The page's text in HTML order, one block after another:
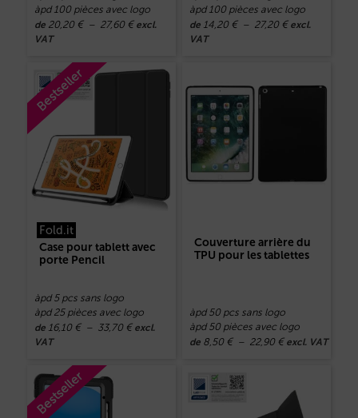
àpd 100 pièces avec logo
de 20,20 € – 27,60 €excl.
VAT
àpd 100 pièces avec logo
de 14,20 € – 27,20 €excl.
VAT
Bestseller
Fold.it
Case pour tablett avec
porte Pencil
àpd 5 pcs sans logo
àpd 25 pièces avec logo
de 16,10 € – 33,70 €excl.
VAT
Couverture arrière du
TPU pour les tablettes
àpd 50 pcs sans logo
àpd 50 pièces avec logo
de 8,50 € – 22,90 €excl. VAT
Bestseller